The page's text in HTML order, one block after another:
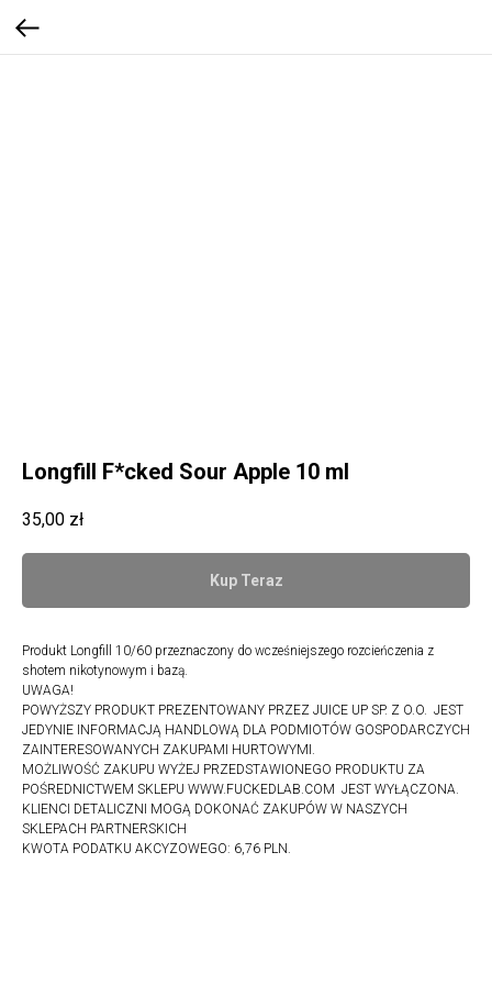
Longfill F*cked Sour Apple 10 ml
35,00 zł
Kup Teraz
Produkt Longfill 10/60 przeznaczony do wcześniejszego rozcieńczenia z
shotem nikotynowym i bazą.
UWAGA!
POWYŻSZY PRODUKT PREZENTOWANY PRZEZ JUICE UP SP. Z O.O. JEST
JEDYNIE INFORMACJĄ HANDLOWĄ DLA PODMIOTÓW GOSPODARCZYCH
ZAINTERESOWANYCH ZAKUPAMI HURTOWYMI.
MOŻLIWOŚĆ ZAKUPU WYŻEJ PRZEDSTAWIONEGO PRODUKTU ZA
POŚREDNICTWEM SKLEPU WWW.FUCKEDLAB.COM JEST WYŁĄCZONA.
KLIENCI DETALICZNI MOGĄ DOKONAĆ ZAKUPÓW W NASZYCH
SKLEPACH PARTNERSKICH
KWOTA PODATKU AKCYZOWEGO: 6,76 PLN.